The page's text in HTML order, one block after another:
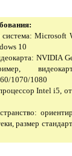
система: Microsoft
10
NVIDIA
1070/1080
Intel i5,
размер